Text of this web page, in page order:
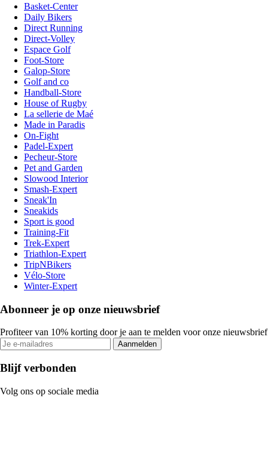
Basket-Center
Daily Bikers
Direct Running
Direct-Volley
Espace Golf
Foot-Store
Galop-Store
Golf and co
Handball-Store
House of Rugby
La sellerie de Maé
Made in Paradis
On-Fight
Padel-Expert
Pecheur-Store
Pet and Garden
Slowood Interior
Smash-Expert
Sneak'In
Sneakids
Sport is good
Training-Fit
Trek-Expert
Triathlon-Expert
TripNBikers
Vélo-Store
Winter-Expert
Abonneer je op onze nieuwsbrief
Profiteer van 10% korting door je aan te melden voor onze nieuwsbrief
Aanmelden
Blijf verbonden
Volg ons op sociale media